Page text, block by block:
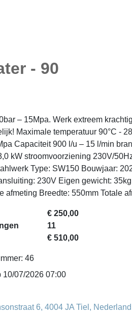
- 90
– 15Mpa. Werk extreem
Maximale temperatuur 90°C -
Capaciteit 900 l/u – 15 l/min
kW stroomvoorziening 230V/
Type: SW150 Bouwjaar:
230V Eigen gewicht:
afmeting Breedte: 550mm Totale
€ 250,00
11
€ 510,00
46
10/07/2026 07:00
6, 4004 JA Tiel, Nederland